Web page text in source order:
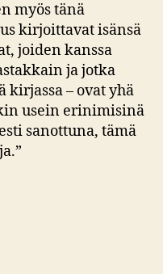
myös tänä
kir­joittavat isänsä
joiden kanssa
ja jotka
kirjassa – ovat yhä
usein erinimisinä
sanottuna, tämä